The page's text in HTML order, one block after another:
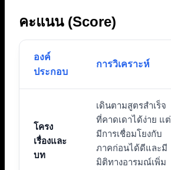
คะแนน (Score)
องค์
ประกอบ
การวิเคราะห์
โครง
เรื่องและ
บท
เดินตามสูตรสำเร็จ
ที่คาดเดาได้ง่าย แต่
มีการเชื่อมโยงกับ
ภาคก่อนได้ดีและมี
มิติทางอารมณ์เพิ่ม